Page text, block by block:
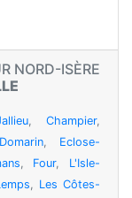
NORD-ISÈRE
, Champier,
Domarin, Eclose-
, Four, L'Isle-
, Les Côtes-